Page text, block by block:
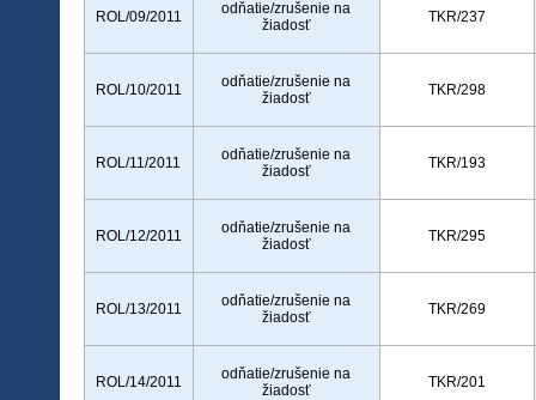
ROL/09/2011
odňatie/zrušenie na
žiadosť
TKR/237
ROL/10/2011
odňatie/zrušenie na
žiadosť
TKR/298
ROL/11/2011
odňatie/zrušenie na
žiadosť
TKR/193
ROL/12/2011
odňatie/zrušenie na
žiadosť
TKR/295
ROL/13/2011
odňatie/zrušenie na
žiadosť
TKR/269
ROL/14/2011
odňatie/zrušenie na
žiadosť
TKR/201